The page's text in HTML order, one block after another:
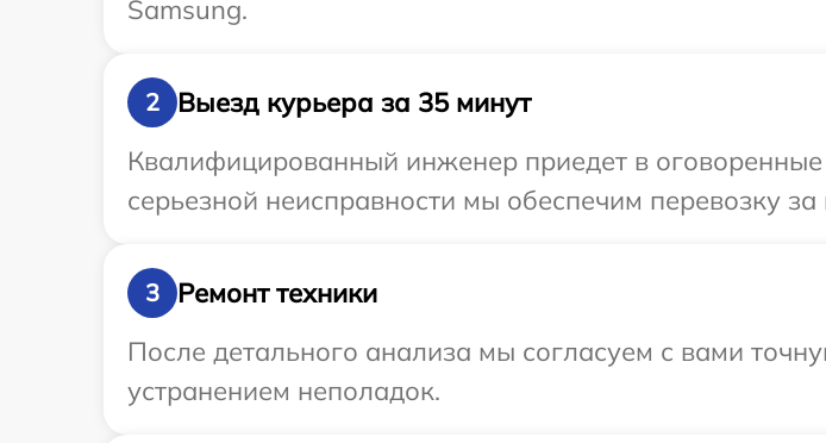
Samsung.
2
Выезд курьера за 35 минут
Квалифицированный инженер приедет в
серьезной неисправности мы обеспечим перевозку
3
Ремонт техники
После детального анализа мы согласуем с вами
устранением неполадок.